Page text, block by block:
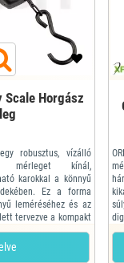
Scale Horgász
robusztus, vízálló
mérleget kínál,
karokkal a könnyű
Ez a forma
leméréséhez és az
tervezve a kompakt
közben. A mérleg
rendelkezik a